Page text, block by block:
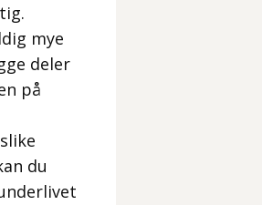
mye
deler
på
du